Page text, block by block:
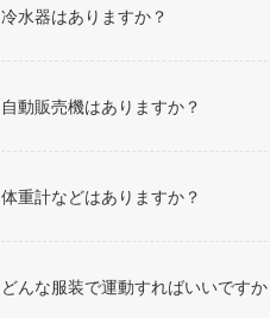
冷水器はありますか？
自動販売機はありますか？
体重計などはありますか？
どんな服装で運動すればいいです